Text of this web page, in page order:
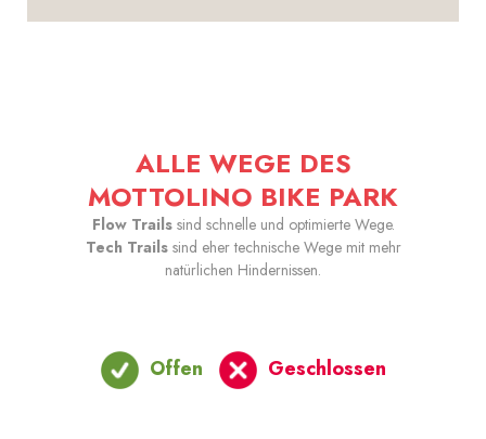
ALLE WEGE DES
MOTTOLINO BIKE PARK
Flow Trailssind schnelle und optimierte Wege.
Tech Trailssind eher technische Wege mit mehr
natürlichen Hindernissen.
Offen Geschlossen